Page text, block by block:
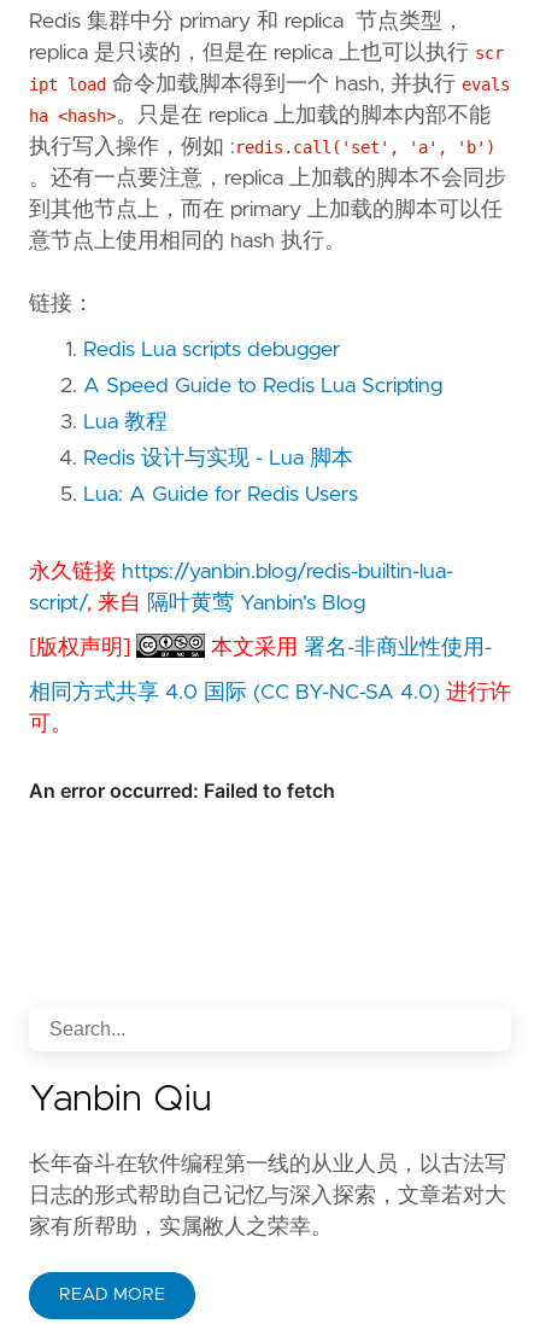
Redis 集群中分 primary 和 replica 节点类型，
replica 是只读的，但是在 replica 上也可以执行 scr
ipt load 命令加载脚本得到一个 hash, 并执行 evals
ha <hash>。只是在 replica 上加载的脚本内部不能
执行写入操作，例如 :redis.call('set', 'a', 'b')
。还有一点要注意，replica 上加载的脚本不会同步
到其他节点上，而在 primary 上加载的脚本可以任
意节点上使用相同的 hash 执行。
链接：
Redis Lua scripts debugger
A Speed Guide to Redis Lua Scripting
Lua 教程
Redis 设计与实现 - Lua 脚本
Lua: A Guide for Redis Users
永久链接 https://yanbin.blog/redis-builtin-lua-
script/, 来自 隔叶黄莺 Yanbin's Blog
[版权声明] 本文采用署名-非商业性使用-
相同方式共享 4.0 国际 (CC BY-NC-SA 4.0) 进行许
可。
Yanbin Qiu
长年奋斗在软件编程第一线的从业人员，以古法写
日志的形式帮助自己记忆与深入探索，文章若对大
家有所帮助，实属敝人之荣幸。
READ MORE